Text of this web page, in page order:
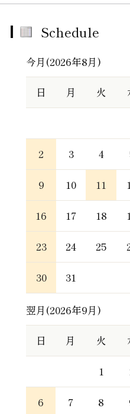
Schedule
今月(2026年8月)
日 月 火
2 3 4
9 10 11
16 17 18
23 24 25
30 31
翌月(2026年9月)
日 月 火
1
6 7 8